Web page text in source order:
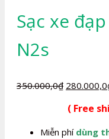
Sạc xe
N2s
350.000,0₫ Giá
là:
280.000,0
( Free
Miễn phí dùng